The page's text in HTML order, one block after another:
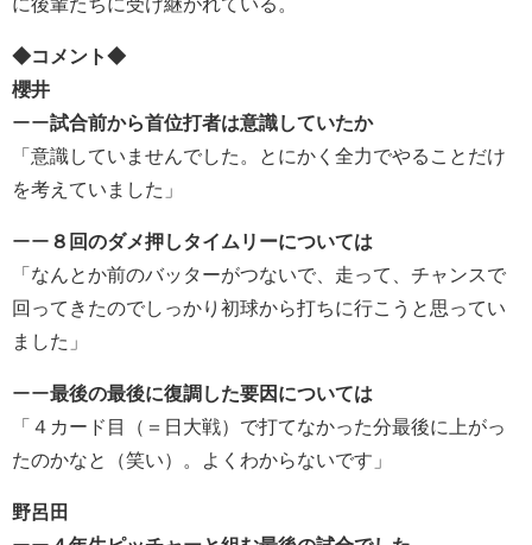
◆コメント◆
櫻井
ーー試合前から首位打者は意識していたか
「意識していませんでした。とにかく全力でやることだけ
を考えていました」
ーー ８回のダメ押しタイムリーについては
「なんとか前のバッターがつないで、走って、チャンスで
回ってきたのでしっかり初球から打ちに行こうと思ってい
ました」
ーー最後の最後に復調した要因については
「４カード目（＝日大戦）で打てなかった分最後に上がっ
たのかなと（笑い）。よくわからないです」
野呂田